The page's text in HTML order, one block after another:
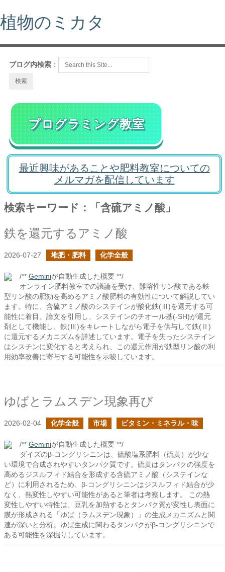
植物のミカタ
ブログ内検索 ：
プログラミング教室
最近興味があることや肥料教室についての
メルマガを配信しています
検索キーワード：「含硫アミノ酸」
鉄を還元するアミノ酸
2026-07-27 堆肥・肥料 化学全般
/** Geminiが自動生成した概要 **/
オンライン肥料教室での議論を受け、難溶性リン酸である鉄
型リン酸の肥効を高めるアミノ酸肥料の有効性について解説してい
ます。特に、含硫アミノ酸のシステインが酸化鉄(Ⅲ)を還元する可
能性に着目。論文を引用し、システインのチオール基(-SH)が還元
剤として機能し、鉄(Ⅲ)をキレートしながら電子を供与して鉄(Ⅱ)
に還元するメカニズムを詳述しています。電子を失ったシステイン
はシスチンに変化すると考えられ、この還元作用が鉄型リン酸の利
用効率改善に寄与する可能性を示唆しています。
ゆばとラムスデン現象再び
2026-02-04 化学全般 市場 ビタミン・ミネラル・味
/** Geminiが自動生成した概要 **/
ダイズのβ-コングリシニンは、硫酸塩系肥料（硫黄）が少な
い環境で合成されやすいタンパク質です。硫黄はタンパクの強度を
高めるジスルフィド結合を形成する含硫アミノ酸（システインな
ど）に利用されるため、β-コングリシニンはジスルフィド結合が少
なく、熱変性しやすい可能性があると筆者は考察します。 この熱
変性しやすい特性は、豆乳を加熱するとタンパク質が変性し表面に
膜が形成される「ゆば（ラムスデン現象）」の生成メカニズムと関
連が深いと分析。ゆば生成に関わるタンパクがβ-コングリシニンで
ある可能性を深掘りしています。